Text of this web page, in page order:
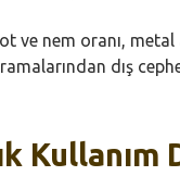
ve nem oranı,
dış
Kullanım